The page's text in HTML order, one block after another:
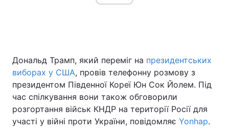
Війна
Україна Політика
Економіка Світ
Спорт Наука
Дональд Трамп, який переміг на президентських
виборах у США, провів телефонну розмову з
президентом Південної Кореї Юн Сок Йолем. Під
час спілкування вони також обговорили
розгортання військ КНДР на території Росії для
участі у війні проти України, повідомляє Yonhap.